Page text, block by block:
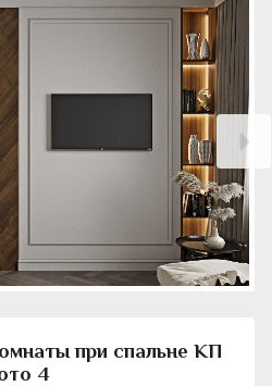
при спальне КП
4